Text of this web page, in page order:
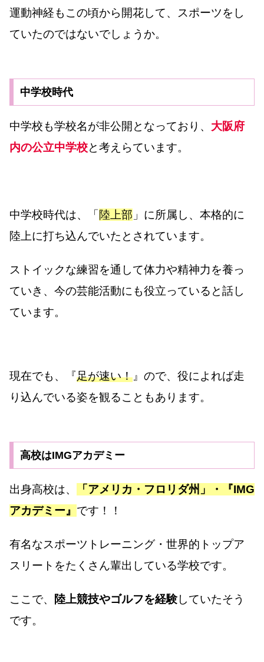
運動神経もこの頃から開花して、スポーツをし
ていたのではないでしょうか。
中学校時代
中学校も学校名が非公開となっており、 大阪府
内の公立中学校と考えらています。
中学校時代は、「 陸上部 」に所属し、本格的に
陸上に打ち込んでいたとされています。
ストイックな練習を通して体力や精神力を養っ
ていき、今の芸能活動にも役立っていると話し
ています。
現在でも、『足が速い！ 』ので、役によれば走
り込んでいる姿を観ることもあります。
高校はIMGアカデミー
出身高校は、
「アメリカ・フロリダ州」・『IMG
アカデミー』 です！！
有名なスポーツトレーニング・世界的トップア
スリートをたくさん輩出している学校です。
ここで、 陸上競技やゴルフを経験していたそう
です。